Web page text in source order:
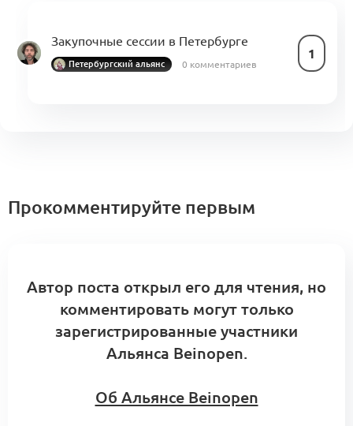
Закупочные сессии в Петербурге
1
Петербургский альянс 0 комментариев
Прокомментируйте первым
Автор поста открыл его для чтения, но
комментировать могут только
зарегистрированные участники
Альянса Beinopen.
Об Альянсе Beinopen